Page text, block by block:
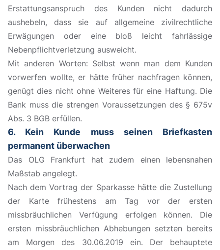
Erstattungsanspruch des Kunden nicht dadurch
aushebeln, dass sie auf allgemeine zivilrechtliche
Erwägungen oder eine bloß leicht fahrlässige
Nebenpflichtverletzung ausweicht.
Mit anderen Worten: Selbst wenn man dem Kunden
vorwerfen wollte, er hätte früher nachfragen können,
genügt dies nicht ohne Weiteres für eine Haftung. Die
Bank muss die strengen Voraussetzungen des § 675v
Abs. 3 BGB erfüllen.
6. Kein Kunde muss seinen Briefkasten
permanent überwachen
Das OLG Frankfurt hat zudem einen lebensnahen
Maßstab angelegt.
Nach dem Vortrag der Sparkasse hätte die Zustellung
der Karte frühestens am Tag vor der ersten
missbräuchlichen Verfügung erfolgen können. Die
ersten missbräuchlichen Abhebungen setzten bereits
am Morgen des 30.06.2019 ein. Der behauptete